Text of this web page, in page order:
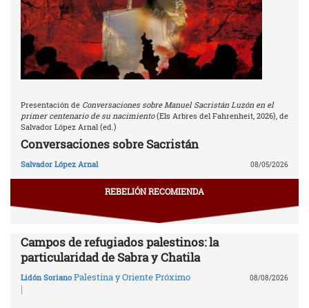
Presentación de Conversaciones sobre Manuel Sacristán Luzón en el
primer centenario de su nacimiento(Els Arbres del Fahrenheit, 2026), de
Salvador López Arnal (ed.)
Conversaciones sobre Sacristán
Salvador López Arnal 08/05/2026
REBELIÓN RECOMIENDA
Campos de refugiados palestinos: la
particularidad de Sabra y Chatila
Lidón Soriano Palestina y Oriente Próximo
|
08/08/2026